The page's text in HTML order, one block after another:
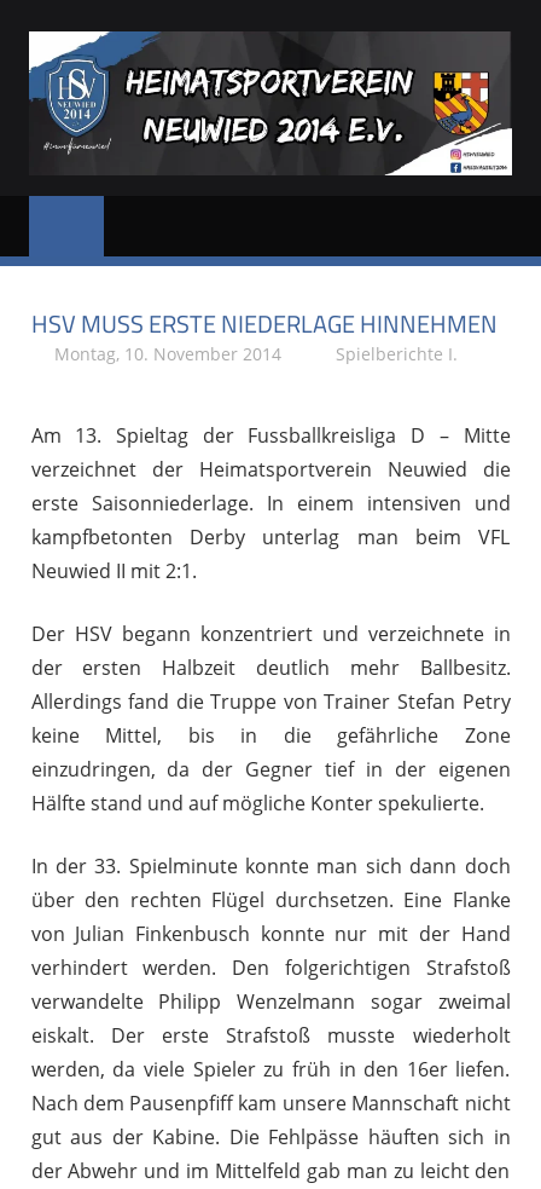
springen
NEUWIED
Dein
für
Neuwied
HSV MUSS ERSTE NIEDERLAGE HINNEHMEN
Montag, 10. November 2014 Stephan P.
Spielberichte I.
Am 13. Spieltag der Fussballkreisliga D – Mitte
verzeichnet der Heimatsportverein Neuwied die
erste Saisonniederlage. In einem intensiven und
kampfbetonten Derby unterlag man beim VFL
Neuwied II mit 2:1.
Der HSV begann konzentriert und verzeichnete in
der ersten Halbzeit deutlich mehr Ballbesitz.
Allerdings fand die Truppe von Trainer Stefan Petry
keine Mittel, bis in die gefährliche Zone
einzudringen, da der Gegner tief in der eigenen
Hälfte stand und auf mögliche Konter spekulierte.
In der 33. Spielminute konnte man sich dann doch
über den rechten Flügel durchsetzen. Eine Flanke
von Julian Finkenbusch konnte nur mit der Hand
verhindert werden. Den folgerichtigen Strafstoß
verwandelte Philipp Wenzelmann sogar zweimal
eiskalt. Der erste Strafstoß musste wiederholt
werden, da viele Spieler zu früh in den 16er liefen.
Nach dem Pausenpfiff kam unsere Mannschaft nicht
gut aus der Kabine. Die Fehlpässe häuften sich in
der Abwehr und im Mittelfeld gab man zu leicht den